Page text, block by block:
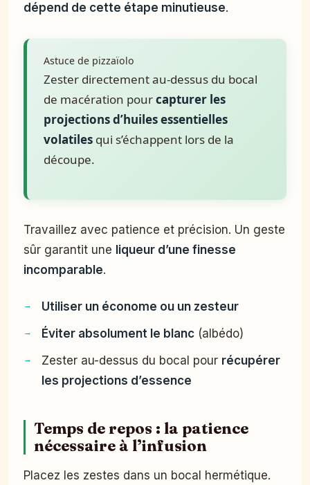
dépend de cette étape minutieuse.
Astuce de pizzaïolo
Zester directement au-dessus du bocal
de macération pourcapturer les
projections d’huiles essentielles
volatiles qui s’échappent lors de la
découpe.
Travaillez avec patience et précision. Un geste
sûr garantit une liqueur d’une finesse
incomparable.
Utiliser un économe ou un zesteur
Éviter absolument le blanc (albédo)
Zester au-dessus du bocal pour récupérer
les projections d’essence
Temps de repos : la patience
nécessaire à l’infusion
Placez les zestes dans un bocal hermétique.